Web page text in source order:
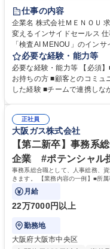
時短勤務あり
駅近5分以内
土日祝休み
仕事の内容
企業名 株式会社ＭＥＮＯＵ 求人名 ★【未経験歓迎】AIで製造業の未来を
変えるインサイドセールス 仕事の内容 ノーコードで検査AIを開発できる
「検査AI MENOU」のイン
商談機会の創出までを担って
セールスをつなぐ役割として、 適切なタイミングで顧客とコミュニ
ョンを取りながら、受注につ
体的な仕事内容】 リードへ
実行/フィールドセールスへの案件連携 募集職種 ★【未
造業の未来を変えるインサイ
必要な経験・能力等
必要な経験・能力等 【必須
お持ちの方 ■顧客とのコミュ
した経験 ■チームで連携しながら目
企画・実行経験 ・CRM・リ
もとに営業プロセスを改善した経験 学歴・資格 学歴：大学院
大 専修学校 高校 語学力： 資
正社員
大阪ガス株式会社
【第二新卒】事務系
企業 #ポテンシャル
事務系総合職として、人事総務、
きます。 【業務内容の一例】■所
門の企画スタッフ、ルート営業
月給
22万7000円以上
勤務地
大阪府大阪市中央区